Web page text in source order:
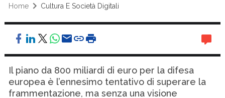
Home Cultura E Società Digitali
Il piano da 800 miliardi di euro per la difesa
europea è l’ennesimo tentativo di superare la
frammentazione, ma senza una visione